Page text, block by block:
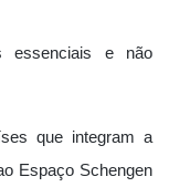
essenciais e não
que integram a
Espaço Schengen